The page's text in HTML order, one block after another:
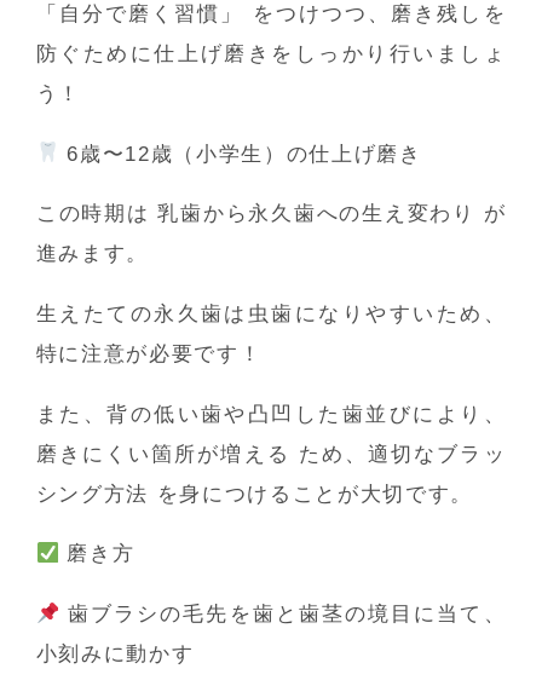
「自分で磨く習慣」
をつけつつ、磨き残しを
防ぐために仕上げ磨きをしっかり行いましょ
う！
6歳〜12歳（小学生）の仕上げ磨き
この時期は乳歯から永久歯への生え変わり
が
進みます。
生えたての永久歯は虫歯になりやすいため、
特に注意が必要です！
また、背の低い歯や凸凹した歯並びにより、
磨きにくい箇所が増える
ため、適切なブラッ
シング方法 を身につけることが大切です。
磨き方
歯ブラシの毛先を歯と歯茎の境目に当て、
小刻みに動かす